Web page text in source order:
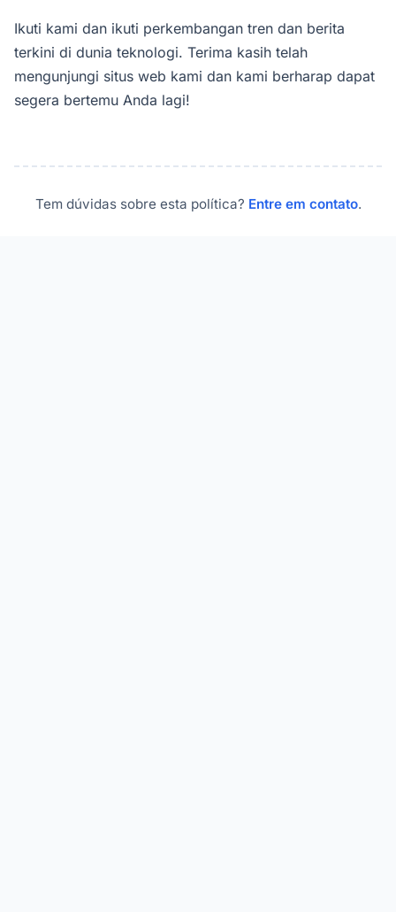
Ikuti kami dan ikuti perkembangan tren dan berita
terkini di dunia teknologi. Terima kasih telah
mengunjungi situs web kami dan kami berharap dapat
segera bertemu Anda lagi!
Tem dúvidas sobre esta política? Entre em contato.